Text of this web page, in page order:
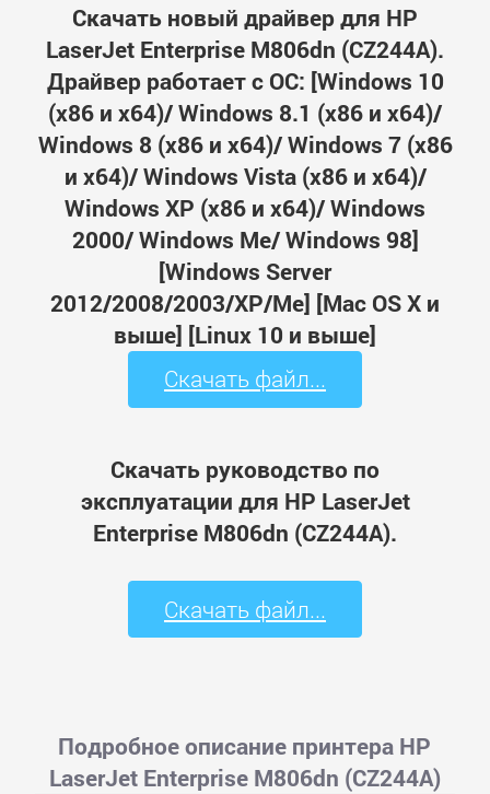
Скачать новый драйвер для HP
LaserJet Enterprise M806dn (CZ244A).
Драйвер работает с ОС: [Windows 10
(x86 и x64)/ Windows 8.1 (x86 и x64)/
Windows 8 (x86 и x64)/ Windows 7 (x86
и x64)/ Windows Vista (x86 и x64)/
Windows XP (x86 и x64)/ Windows
2000/ Windows Me/ Windows 98]
[Windows Server
2012/2008/2003/XP/Me] [Mac OS X и
выше] [Linux 10 и выше]
Скачать файл...
Скачать руководство по
эксплуатации для HP LaserJet
Enterprise M806dn (CZ244A).
Скачать файл...
Подробное описание принтера HP
LaserJet Enterprise M806dn (CZ244A)